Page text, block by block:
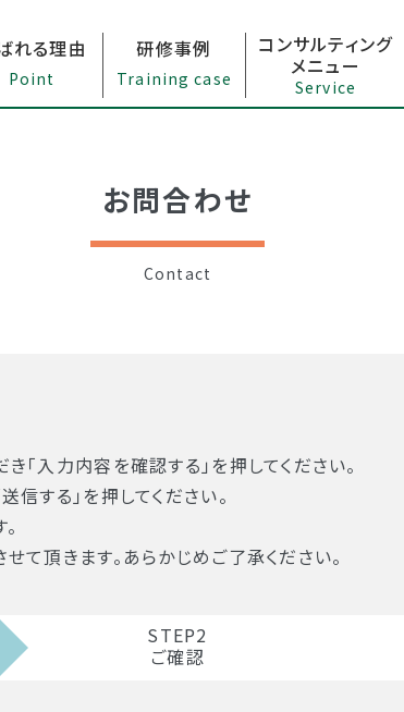
れる理由
Point
研修事例
Training case
コンサルティング
メニュー
Service
お問合わせ
Contact
入力内容を確認する」を押してください。
する」を押してください。
頂きます。あらかじめご了承ください。
STEP2
ご確認